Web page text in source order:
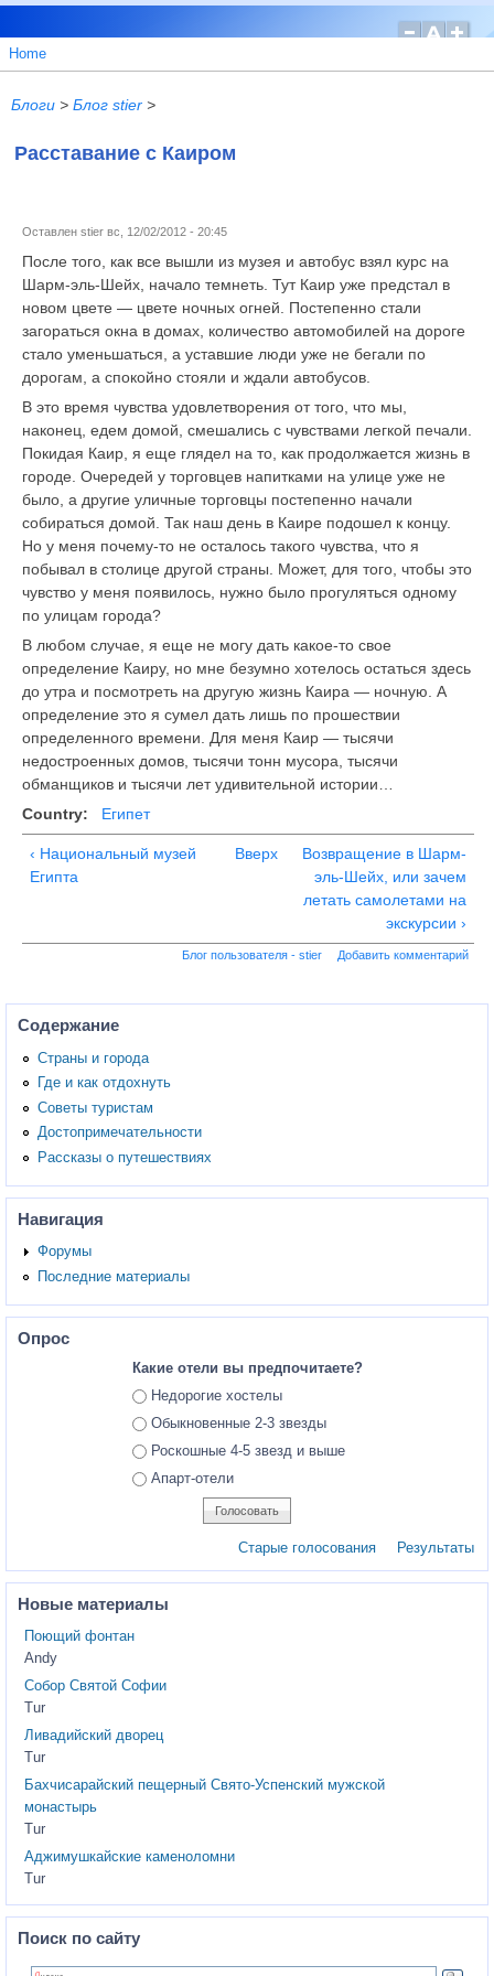
Home
Блоги > Блог stier >
Расставание с Каиром
Оставлен stier вс, 12/02/2012 - 20:45
После того, как все вышли из музея и автобус взял курс на
Шарм-эль-Шейх, начало темнеть. Тут Каир уже предстал в
новом цвете — цвете ночных огней. Постепенно стали
загораться окна в домах, количество автомобилей на дороге
стало уменьшаться, а уставшие люди уже не бегали по
дорогам, а спокойно стояли и ждали автобусов.
В это время чувства удовлетворения от того, что мы,
наконец, едем домой, смешались с чувствами легкой печали.
Покидая Каир, я еще глядел на то, как продолжается жизнь в
городе. Очередей у торговцев напитками на улице уже не
было, а другие уличные торговцы постепенно начали
собираться домой. Так наш день в Каире подошел к концу.
Но у меня почему-то не осталось такого чувства, что я
побывал в столице другой страны. Может, для того, чтобы это
чувство у меня появилось, нужно было прогуляться одному
по улицам города?
В любом случае, я еще не могу дать какое-то свое
определение Каиру, но мне безумно хотелось остаться здесь
до утра и посмотреть на другую жизнь Каира — ночную. А
определение это я сумел дать лишь по прошествии
определенного времени. Для меня Каир — тысячи
недостроенных домов, тысячи тонн мусора, тысячи
обманщиков и тысячи лет удивительной истории…
Country:
Египет
‹ Национальный музей
Египта
Вверх
Возвращение в Шарм-
эль-Шейх, или зачем
летать самолетами на
экскурсии ›
Блог пользователя - stier Добавить комментарий
Содержание
Страны и города
Где и как отдохнуть
Советы туристам
Достопримечательности
Рассказы о путешествиях
Навигация
Форумы
Последние материалы
Опрос
Какие отели вы предпочитаете?
Ответы
Недорогие хостелы
Обыкновенные 2-3 звезды
Роскошные 4-5 звезд и выше
Апарт-отели
Старые голосования Результаты
Новые материалы
Поющий фонтан
Andy
Собор Святой Софии
Tur
Ливадийский дворец
Tur
Бахчисарайский пещерный Свято-Успенский мужской
монастырь
Tur
Аджимушкайские каменоломни
Tur
Поиск по сайту